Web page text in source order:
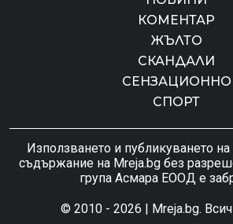
КОМЕНТАР
ЖЪЛТО
СКАНДАЛИ
СЕНЗАЦИОННО
СПОРТ
Използването и публикуването на
съдържание на Mreja.bg без
група Асмара ЕООД е
© 2010 - 2026 | Mreja.bg.